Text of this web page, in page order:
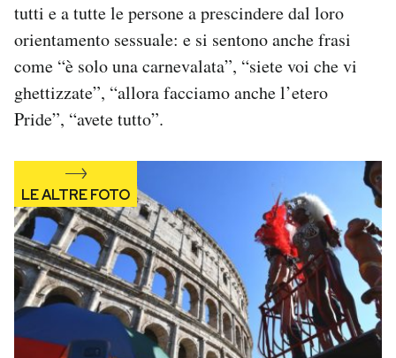
Esci
tutti e a tutte le persone a prescindere dal loro
orientamento sessuale: e si sentono anche frasi
come “è solo una carnevalata”, “siete voi che vi
ghettizzate”, “allora facciamo anche l’etero
Pride”, “avete tutto”.